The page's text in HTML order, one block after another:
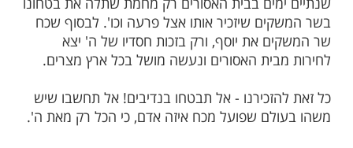
עם היוונים יכול להיות מכשול וטעות
ועוצם ידי", ועל כן אנו אומרים בתפילת
שהיו אלה "רבים בעד מעטים", שכל הנס
פלא, מתוך רחמיו וחסדיו של ה' על עם ישראל,